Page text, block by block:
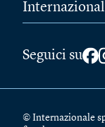
Seguici su
© Internazionale